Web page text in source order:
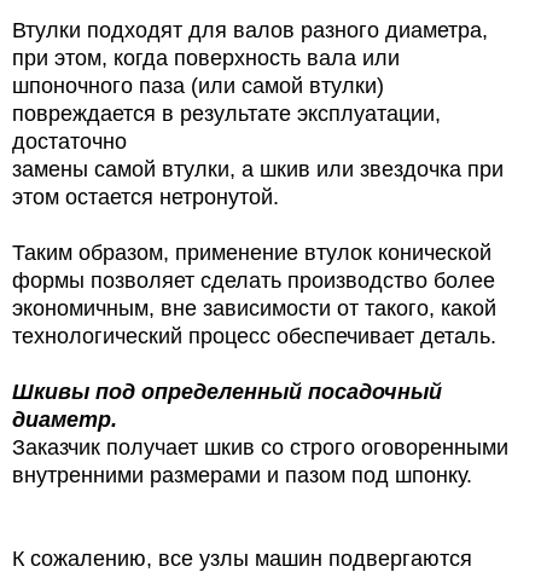
Втулки подходят для валов разного диаметра,
при этом, когда поверхность вала или
шпоночного паза (или самой втулки)
повреждается в результате эксплуатации,
достаточно
замены самой втулки, а шкив или звездочка при
этом остается нетронутой.
Таким образом, применение втулок конической
формы позволяет сделать производство более
экономичным, вне зависимости от такого, какой
технологический процесс обеспечивает деталь.
Шкивы под определенный посадочный
диаметр.
Заказчик получает шкив со строго оговоренными
внутренними размерами и пазом под шпонку.
К сожалению, все узлы машин подвергаются